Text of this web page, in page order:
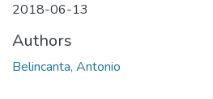
2018-06-13
Authors
Belincanta, Antonio